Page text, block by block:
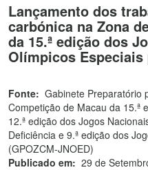
Lançamento dos
carbónica na Zona
da 15.ª edição dos
Olímpicos Especiais
Fonte: Gabinete Preparatório
Competição de Macau da 15.ª
12.ª edição dos Jogos
Deficiência e 9.ª edição dos
(GPOZCM-JNOED)
Publicado em: 29 de